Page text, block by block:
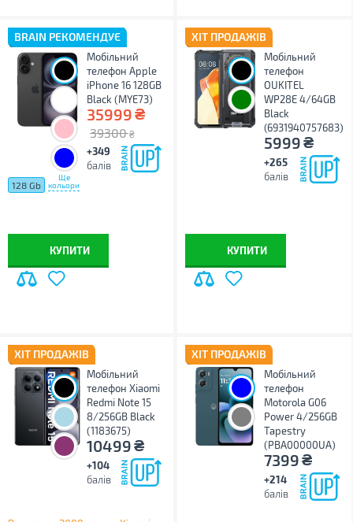
BRAIN РЕКОМЕНДУЄ
Ще
кольори
Мобільний
телефон Apple
iPhone 16 128GB
Black (MYE73)
35999₴
39300 ₴
+349
балів
128 Gb
КУПИТИ
ХІТ ПРОДАЖІВ
Мобільний
телефон
OUKITEL
WP28E 4/64GB
Black
(6931940757683)
5999₴
+265
балів
КУПИТИ
ХІТ ПРОДАЖІВ
Мобільний
телефон Xiaomi
Redmi Note 15
8/256GB Black
(1183675)
10499₴
+104
балів
ХІТ ПРОДАЖІВ
Мобільний
телефон
Motorola G06
Power 4/256GB
Tapestry
(PBA00000UA)
7399₴
+214
балів